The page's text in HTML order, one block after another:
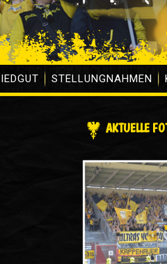
STELLUNGNAHMEN
AKTUELLE